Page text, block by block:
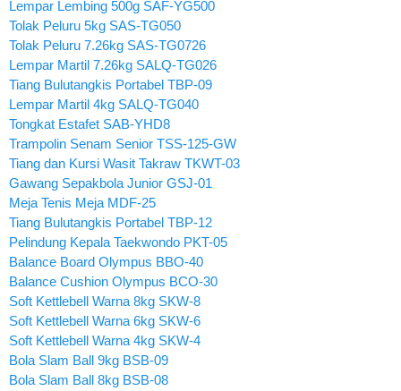
Lempar Lembing 500g SAF-YG500
Tolak Peluru 5kg SAS-TG050
Tolak Peluru 7.26kg SAS-TG0726
Lempar Martil 7.26kg SALQ-TG026
Tiang Bulutangkis Portabel TBP-09
Lempar Martil 4kg SALQ-TG040
Tongkat Estafet SAB-YHD8
Trampolin Senam Senior TSS-125-GW
Tiang dan Kursi Wasit Takraw TKWT-03
Gawang Sepakbola Junior GSJ-01
Meja Tenis Meja MDF-25
Tiang Bulutangkis Portabel TBP-12
Pelindung Kepala Taekwondo PKT-05
Balance Board Olympus BBO-40
Balance Cushion Olympus BCO-30
Soft Kettlebell Warna 8kg SKW-8
Soft Kettlebell Warna 6kg SKW-6
Soft Kettlebell Warna 4kg SKW-4
Bola Slam Ball 9kg BSB-09
Bola Slam Ball 8kg BSB-08